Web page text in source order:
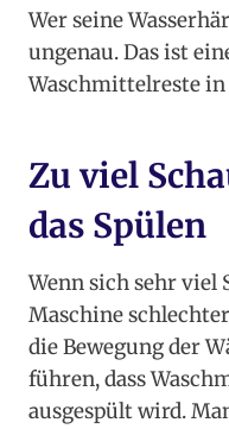
Wer seine
ungenau. Das ist
Waschmittelreste in
Zu viel
das Spülen
Wenn sich sehr viel
Maschine
die Bewegung der
führen, dass
ausgespült wird.